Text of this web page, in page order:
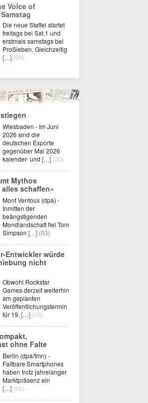
Voice of
Die neue Staffel startet
freitags bei Sat.1 und
erstmals samstags bei
ProSieben. Gleichzeitig
[…] (00)
Wiesbaden - Im Juni
2026 sind die
deutschen Exporte
gegenüber Mai 2026
kalender- und […] (00)
Mythos
schaffen»
Mont Ventoux (dpa) -
Inmitten der
beängstigenden
Mondlandschaft fiel Tom
Simpson […] (03)
Entwickler würde
nicht
Obwohl Rockstar
Games derzeit weiterhin
am geplanten
Veröffentlichungstermin
für 19. […] (00)
ohne Falte
Berlin (dpa/tmn) -
Faltbare Smartphones
haben trotz jahrelanger
Marktpräsenz ein
[…] (00)